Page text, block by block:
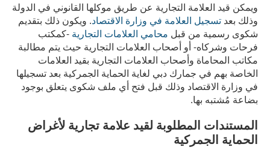
ويمكن قيد العلامة التجارية عن طريق موكلها القانوني في الدولة
وذلك بعد تسجيل العلامة في وزارة الاقتصاد. ويكون ﺫلك بتقديم
شكوى رسمية من قبل محامي العلامات التجارية -كمكتب
فرحات وشركاه- أو أصحاب العلامات التجارية حيث يتم مطالبة
مكاتب المحاماة وأصحاب العلامات التجارية بقيد العلامات
الخاصة بهم في جمارك دبي لغاية الحماية الجمركية بعد تسجيلها
في وزارة الاقتصاد وذلك قبل فتح أي ملف شكوى يتعلق بوجود
بضاعة مُشتبه بها. ​​
المستندات المطلوبة لقيد علامة تجارية لأغراض
الحماية الجمركية